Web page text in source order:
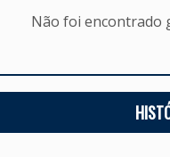
Não foi encontrado